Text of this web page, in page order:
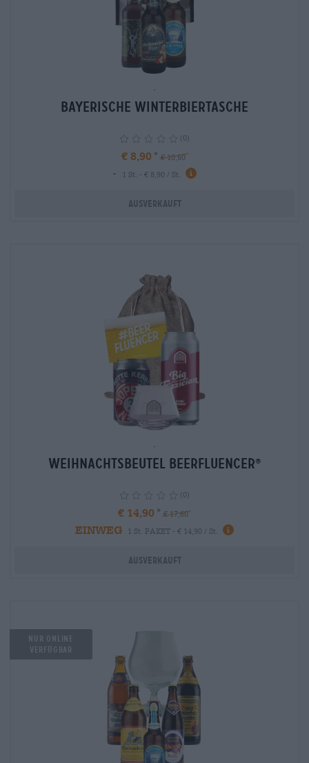
-
Bayerische Winterbiertasche
(0)
€ 8,90 € 10,50
- 1 St. - € 8,90 / St. info
Ausverkauft
-
Weihnachtsbeutel Beerfluencer®
(0)
€ 14,90 € 17,60
EINWEG 1 St. PAKET - € 14,90 / St. info
Ausverkauft
NUR ONLINE
VERFÜGBAR